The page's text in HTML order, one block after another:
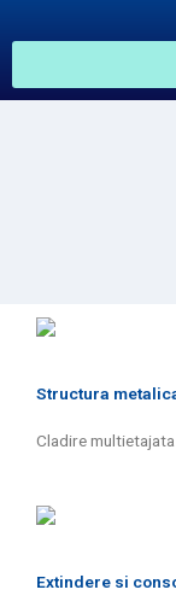
Structura
Cladire
Extindere si